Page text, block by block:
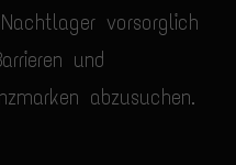
vorsorglich
und
abzusuchen.